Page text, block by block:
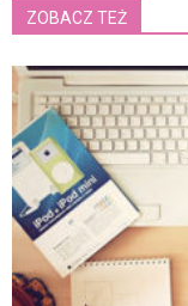
ZOBACZ TEŻ